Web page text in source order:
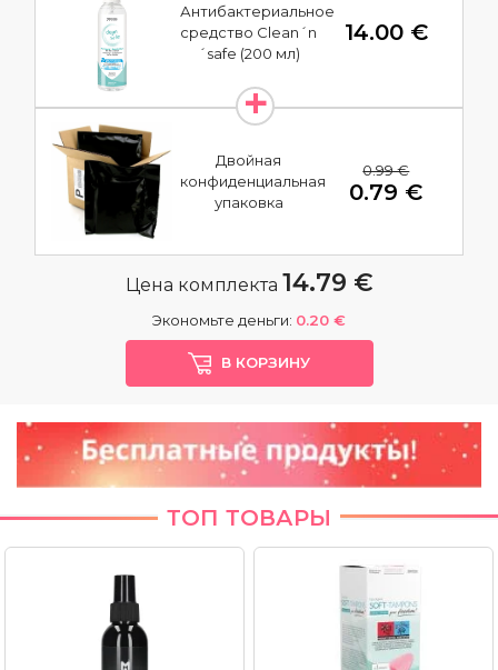
Антибактериальное
средство Clean´n
´safe (200 мл)
14.00 €
Двойная
конфиденциальная
упаковка
0.99 €
0.79 €
Цена комплекта 14.79 €
Экономьте деньги: 0.20 €
В КОРЗИНУ
ТОП ТОВАРЫ